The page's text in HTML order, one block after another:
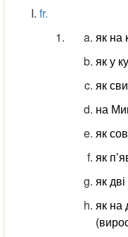
fr.
як на
як у
як
на
як
як
як
як на